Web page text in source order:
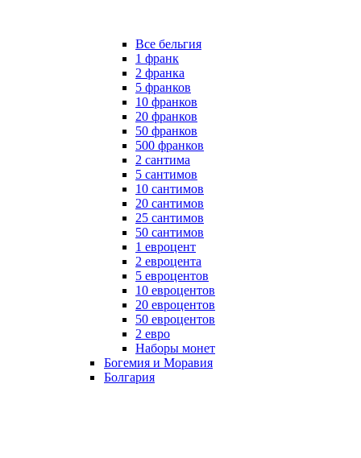
Все бельгия
1 франк
2 франка
5 франков
10 франков
20 франков
50 франков
500 франков
2 сантима
5 сантимов
10 сантимов
20 сантимов
25 сантимов
50 сантимов
1 евроцент
2 евроцента
5 евроцентов
10 евроцентов
20 евроцентов
50 евроцентов
2 евро
Наборы монет
Богемия и Моравия
Болгария